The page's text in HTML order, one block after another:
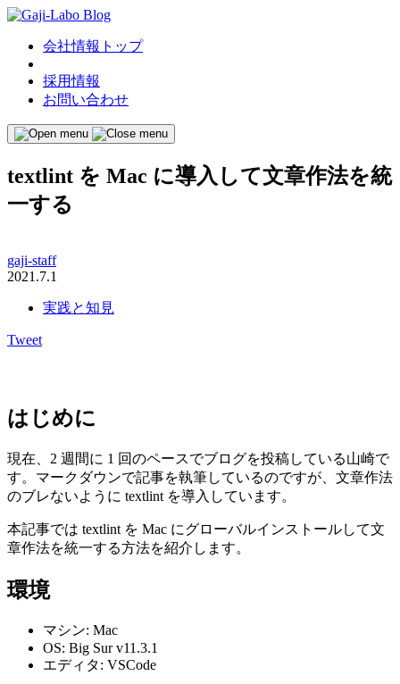
会社情報トップ
採用情報
お問い合わせ
textlint を Mac に導入して文章作法を統
一する
gaji-staff
2021.7.1
実践と知見
Tweet
はじめに
現在、2 週間に 1 回のペースでブログを投稿している山崎で
す。マークダウンで記事を執筆しているのですが、文章作法
のブレないように textlint を導入しています。
本記事では textlint を Mac にグローバルインストールして文
章作法を統一する方法を紹介します。
環境
マシン: Mac
OS: Big Sur v11.3.1
エディタ: VSCode